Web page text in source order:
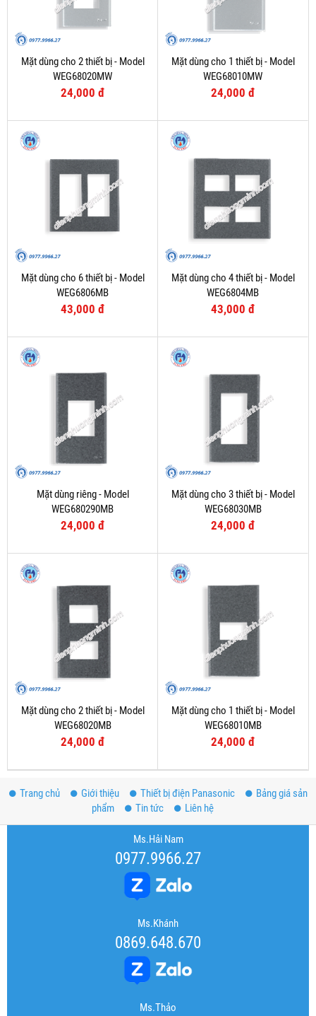
Mặt dùng cho 2 thiết bị - Model
WEG68020MW
24,000 đ
Mặt dùng cho 1 thiết bị - Model
WEG68010MW
24,000 đ
Mặt dùng cho 6 thiết bị - Model
WEG6806MB
43,000 đ
Mặt dùng cho 4 thiết bị - Model
WEG6804MB
43,000 đ
Mặt dùng riêng - Model
WEG680290MB
24,000 đ
Mặt dùng cho 3 thiết bị - Model
WEG68030MB
24,000 đ
Mặt dùng cho 2 thiết bị - Model
WEG68020MB
24,000 đ
Mặt dùng cho 1 thiết bị - Model
WEG68010MB
24,000 đ
Trang chủ Giới thiệu Thiết bị điện Panasonic
Bảng giá sản
phẩm
Tin tức Liên hệ
Ms.Hải Nam
0977.9966.27
Ms.Khánh
0869.648.670
Ms.Thảo